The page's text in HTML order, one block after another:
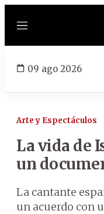
Menú
09 ago 2026
Arte y Espectáculos
La vida de
un
La cantante
un acuerdo con